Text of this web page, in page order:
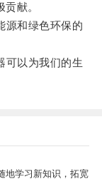
献。
和绿色环保的
以为我们的生
地学习新知识，拓宽